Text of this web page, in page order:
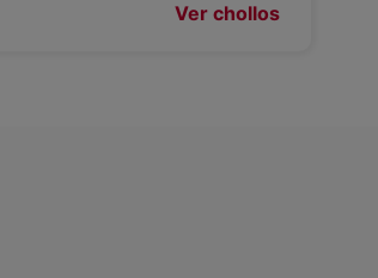
Ver chollos